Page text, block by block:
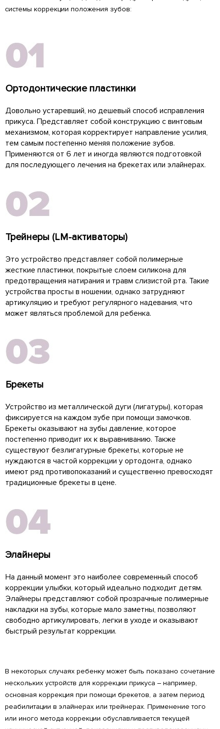
системы коррекции положения зубов:
Ортодонтические пластинки
Довольно устаревший, но дешевый способ исправления
прикуса. Представляет собой конструкцию с винтовым
механизмом, которая корректирует направление усилия,
тем самым постепенно меняя положение зубов.
Применяются от 6 лет и иногда являются подготовкой
для последующего лечения на брекетах или элайнерах.
Трейнеры (LM-активаторы)
Это устройство представляет собой полимерные
жесткие пластинки, покрытые слоем силикона для
предотвращения натирания и травм слизистой рта. Такие
устройства просты в ношении, однако затрудняют
артикуляцию и требуют регулярного надевания, что
может являться проблемой для ребенка.
Брекеты
Устройство из металлической дуги (лигатуры), которая
фиксируется на каждом зубе при помощи замочков.
Брекеты оказывают на зубы давление, которое
постепенно приводит их к выравниванию. Также
существуют безлигатурные брекеты, которые не
нуждаются в частой коррекции у ортодонта, однако
имеют ряд противопоказаний и существенно превосходят
традиционные брекеты в цене.
Элайнеры
На данный момент это наиболее современный способ
коррекции улыбки, который идеально подходит детям.
Элайнеры представляют собой прозрачные полимерные
накладки на зубы, которые мало заметны, позволяют
свободно артикулировать, легки в уходе и оказывают
быстрый результат коррекции.
В некоторых случаях ребенку может быть показано сочетание
нескольких устройств для коррекции прикуса – например,
основная коррекция при помощи брекетов, а затем период
реабилитации в элайнерах или трейнерах. Применение того
или иного метода коррекции обуславливается текущей